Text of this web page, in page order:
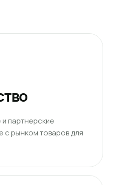
партнерские
с рынком товаров для